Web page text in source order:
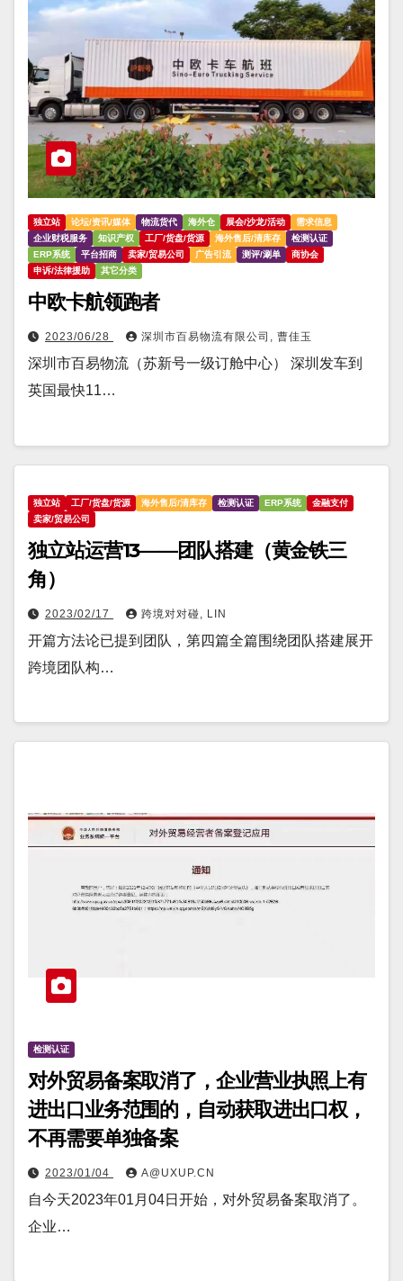
独立站 论坛/资讯/媒体 物流货代 海外仓 展会/沙龙/活动
需求信息
企业财税服务
知识产权 工厂/货盘/货源 海外售后/清库存
检测认证
ERP系统
平台招商 卖家/贸易公司 广告引流 测评/涮单
商协会
申诉/法律援助
其它分类
中欧卡航领跑者
2023/06/28 深圳市百易物流有限公司, 曹佳玉
深圳市百易物流（苏新号一级订舱中心） 深圳发车到
英国最快11…
独立站 工厂/货盘/货源 海外售后/清库存 检测认证 ERP系统
金融支付
卖家/贸易公司
独立站运营13——团队搭建（黄金铁三
角）
2023/02/17 跨境对对碰, LIN
开篇方法论已提到团队，第四篇全篇围绕团队搭建展开
跨境团队构…
检测认证
对外贸易备案取消了，企业营业执照上有
进出口业务范围的，自动获取进出口权，
不再需要单独备案
2023/01/04 A@UXUP.CN
自今天2023年01月04日开始，对外贸易备案取消了。
企业…